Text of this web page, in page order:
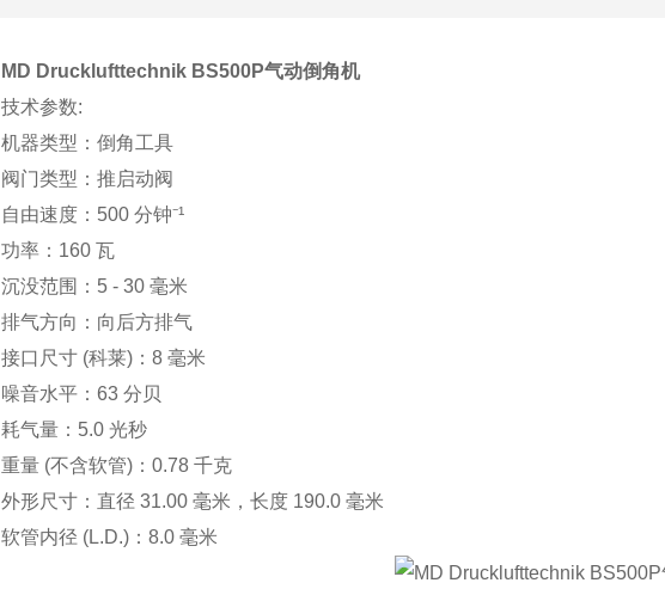
MD Drucklufttechnik BS500P气动倒角机
技术参数:
机器类型：倒角工具
阀门类型：推启动阀
自由速度：500 分钟⁻¹
功率：160 瓦
沉没范围：5 - 30 毫米
排气方向：向后方排气
接口尺寸 (科莱)：8 毫米
噪音水平：63 分贝
耗气量：5.0 光秒
重量 (不含软管)：0.78 千克
外形尺寸：直径 31.00 毫米，长度 190.0 毫米
软管内径 (L.D.)：8.0 毫米